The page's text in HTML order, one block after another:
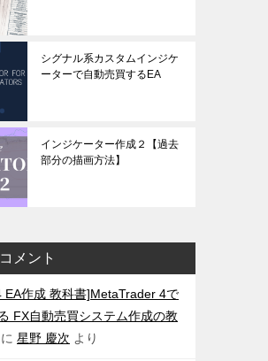
シグナル系カスタムインジケ
ーターで自動売買するEA
インジケーター作成２【過去
部分の描画方法】
メント
EA作成 教科書]MetaTrader 4で
FX自動売買システム作成の教
に 星野 慶次 より